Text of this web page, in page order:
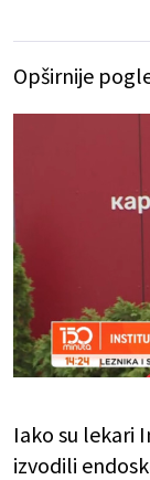
Opširnije
Iako su lekari
izvodili